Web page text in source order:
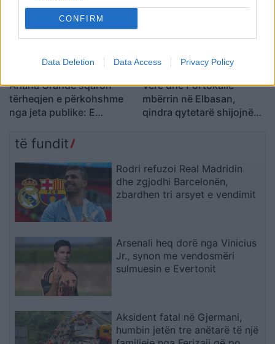
CONFIRM
Data Deletion Data Access Privacy Policy
Ariana Grande sqaron
tërheqjen e përkohshme
nga jeta publike: E
Verë dhe Portokalle”
mbërrin në Elbasan,
qindra qytetarë shijojnë
të fundit
Rodri refuzoi Real Madridin
dhe zgjodhi Barcelonën,
zbardhen tri arsyet e vendimit
Arsenali heq dorë nga Vinicius
Jr., synon me vendosmëri
sulmuesin e Evertonit
Aksident fatal në Gjermani,
humbin jetën tre anëtarë të një